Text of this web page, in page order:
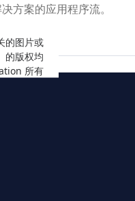
方案的应用程序流。
的图片或
的版权均
所有